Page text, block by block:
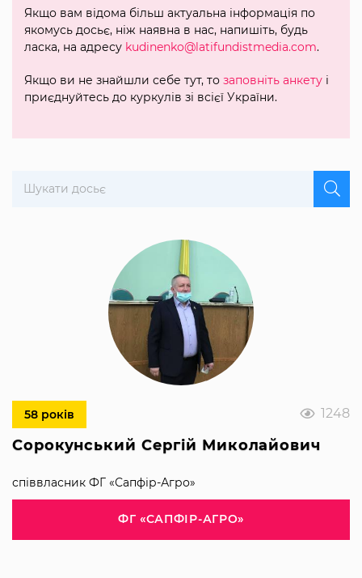
1248
58 років
Сорокунський Сергій Миколайович
співвласник ФГ «Сапфір-Агро»
ФГ «САПФІР-АГРО»
Якщо вам відома більш актуальна інформація по
якомусь досьє, ніж наявна в нас, напишіть, будь
ласка, на адресу kudinenko@latifundistmedia.com.
Якщо ви не знайшли себе тут, то заповніть анкету і
приєднуйтесь до куркулів зі всієї України.